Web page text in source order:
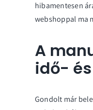
hibamentesen
webshoppal ma
A
idő-
Gondolt már